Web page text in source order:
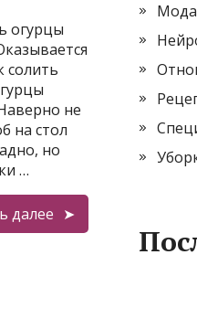
огурцы
солить
не
на стол
но
…
далее
Мода